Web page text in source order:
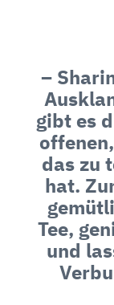
–
gibt es
das zu
hat.
Tee,
und